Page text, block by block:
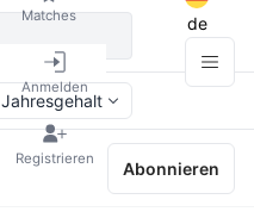
Matches
Anmelden
Registrieren
de
Jahresgehalt
Abonnieren